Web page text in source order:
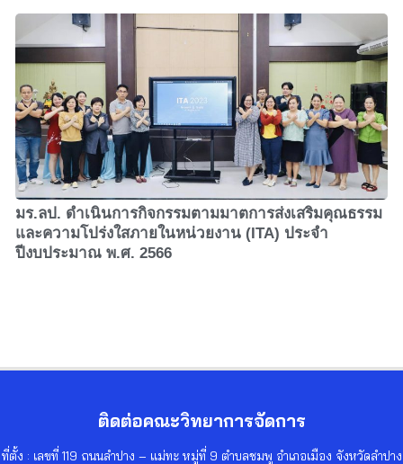
มร.ลป. ดำเนินการกิจกรรมตามมาตการส่งเสริมคุณธรรม
และความโปร่งใสภายในหน่วยงาน (ITA) ประจำ
ปีงบประมาณ พ.ศ. 2566
ติดต่อคณะวิทยาการจัดการ
ที่ตั้ง : เลขที่ 119 ถนนลำปาง – แม่ทะ หมู่ที่ 9 ตำบลชมพู อำเภอเมือง จังหวัดลำปาง